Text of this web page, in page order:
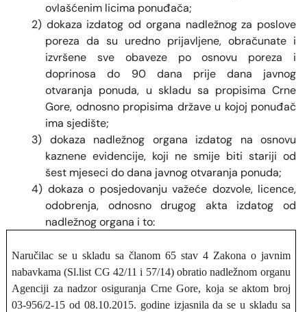
ovlašćenim licima ponuđača;
2) dokaza izdatog od organa nadležnog za poslove
poreza da su uredno prijavljene, obračunate i
izvršene sve obaveze po osnovu poreza i
doprinosa do 90 dana prije dana javnog
otvaranja ponuda, u skladu sa propisima Crne
Gore, odnosno propisima države u kojoj ponuđač
ima sjedište;
3) dokaza nadležnog organa izdatog na osnovu
kaznene evidencije, koji ne smije biti stariji od
šest mjeseci do dana javnog otvaranja ponuda;
4) dokaza o posjedovanju važeće dozvole, licence,
odobrenja, odnosno drugog akta izdatog od
nadležnog organa i to:
Naručilac se u skladu sa članom 65 stav 4 Zakona o javnim
nabavkama (Sl.list CG 42/11 i 57/14) obratio nadležnom organu
Agenciji za nadzor osiguranja Crne Gore, koja se aktom broj
03-956/2-15 od 08.10.2015. godine izjasnila da se u skladu sa